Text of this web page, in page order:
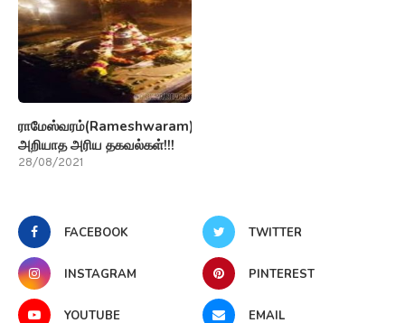
ராமேஸ்வரம்(Rameshwaram)பற்றி
அறியாத அரிய தகவல்கள்!!!
28/08/2021
FACEBOOK TWITTER
INSTAGRAM PINTEREST
YOUTUBE EMAIL